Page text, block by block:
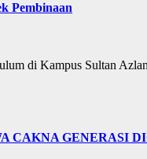
Pembinaan
di Kampus Sultan
CAKNA GENERASI